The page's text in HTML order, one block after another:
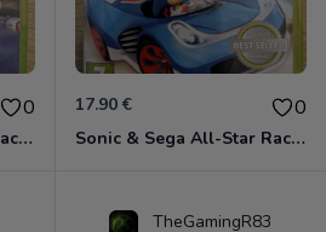
0
Sonic & Sega All-Star Racing avec Banjo-Kazooie Xbox 360
17.90 € 0
Sonic & Sega All-Star Racing - Transformed Xbox 360
TheGamingR83